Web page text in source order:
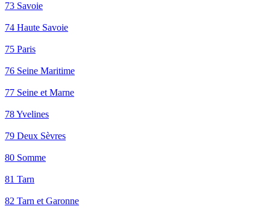
73 Savoie
74 Haute Savoie
75 Paris
76 Seine Maritime
77 Seine et Marne
78 Yvelines
79 Deux Sèvres
80 Somme
81 Tarn
82 Tarn et Garonne